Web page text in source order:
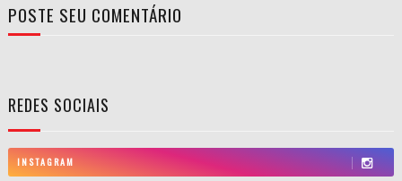
POSTE SEU COMENTÁRIO
REDES SOCIAIS
INSTAGRAM